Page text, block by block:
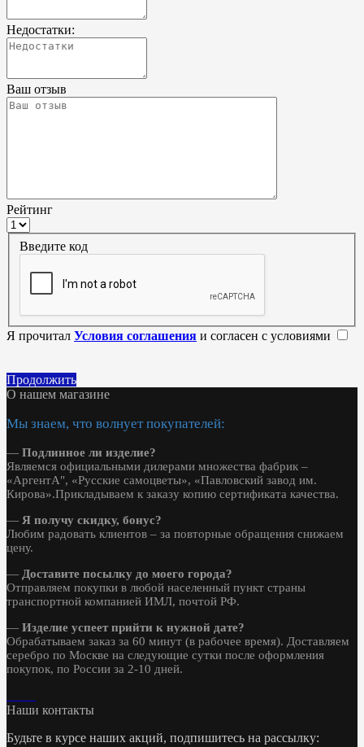
Недостатки:
Ваш отзыв
Рейтинг
Введите код
Я прочитал Условия соглашения и согласен с условиями
Продолжить
О нашем магазине
Мы знаем, что волнует покупателей:
— Подлинное ли изделие?
Являемся официальными дилерами множества фабрик –
«АргентА", «Русские самоцветы», «Павловский завод им.
Кирова».Прикладываем к заказу копию сертификата качества.
— Я получу скидку, бонус?
Любим радовать клиентов – за повторные обращения снижаем
цену.
— Доставите посылку до моего города?
Отправляем покупки в любой населенный пункт страны
транспортной компанией ИМЛ, почтой РФ.
— Изделие успеет прийти к нужной дате?
Обрабатываем заказ за 60 минут (в рабочее время). Доставляем
серебро по Москве на следующие сутки после оформления
покупок, по России за 2-10 дней.
Наши контакты
Будьте в курсе наших акций, подпишитесь на рассылку: